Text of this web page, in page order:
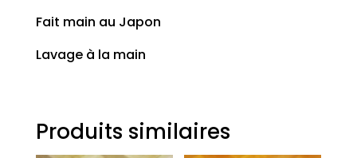
Fait main au Japon
Lavage à la main
Produits similaires